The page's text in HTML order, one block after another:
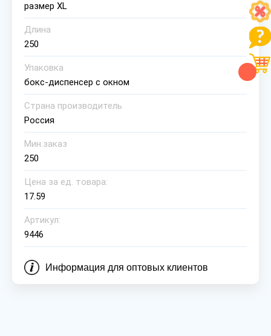
размер XL
Длина
250
Упаковка
бокс-диспенсер с окном
Страна производитель
Россия
Мин.заказ
250
Цена за ед. товара:
17.59
Артикул:
9446
Информация для оптовых клиентов